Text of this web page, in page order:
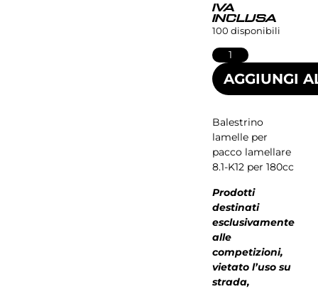
IVA
INCLUSA
100 disponibili
AGGIUNGI
Balestrino
lamelle per
pacco lamellare
8.1-K12 per 180cc
Prodotti
destinati
esclusivamente
alle
competizioni,
vietato l’uso su
strada,